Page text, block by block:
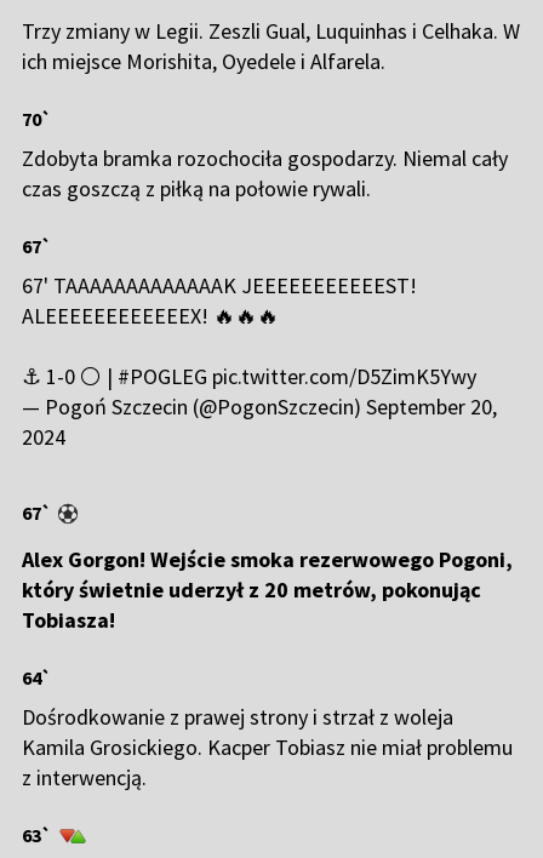
Trzy zmiany w Legii. Zeszli Gual, Luquinhas i Celhaka. W
ich miejsce Morishita, Oyedele i Alfarela.
70`
Zdobyta bramka rozochociła gospodarzy. Niemal cały
czas goszczą z piłką na połowie rywali.
67`
67' TAAAAAAAAAAAAAK JEEEEEEEEEEEST!
ALEEEEEEEEEEEEX! 🔥🔥🔥
⚓️ 1-0 ⚪️ | #POGLEG pic.twitter.com/D5ZimK5Ywy
— Pogoń Szczecin (@PogonSzczecin)September 20,
2024
67`
Alex Gorgon! Wejście smoka rezerwowego Pogoni,
który świetnie uderzył z 20 metrów, pokonując
Tobiasza!
64`
Dośrodkowanie z prawej strony i strzał z woleja
Kamila Grosickiego. Kacper Tobiasz nie miał problemu
z interwencją.
63`